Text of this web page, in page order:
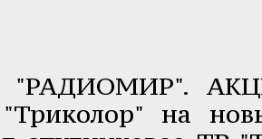
"Триколор" на